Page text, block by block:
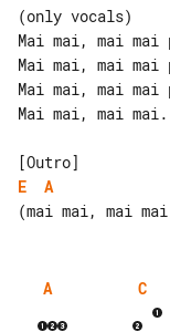
(only vocals)
Mai mai, mai mai
Mai mai, mai mai
Mai mai, mai mai
Mai mai, mai
E
A
A C